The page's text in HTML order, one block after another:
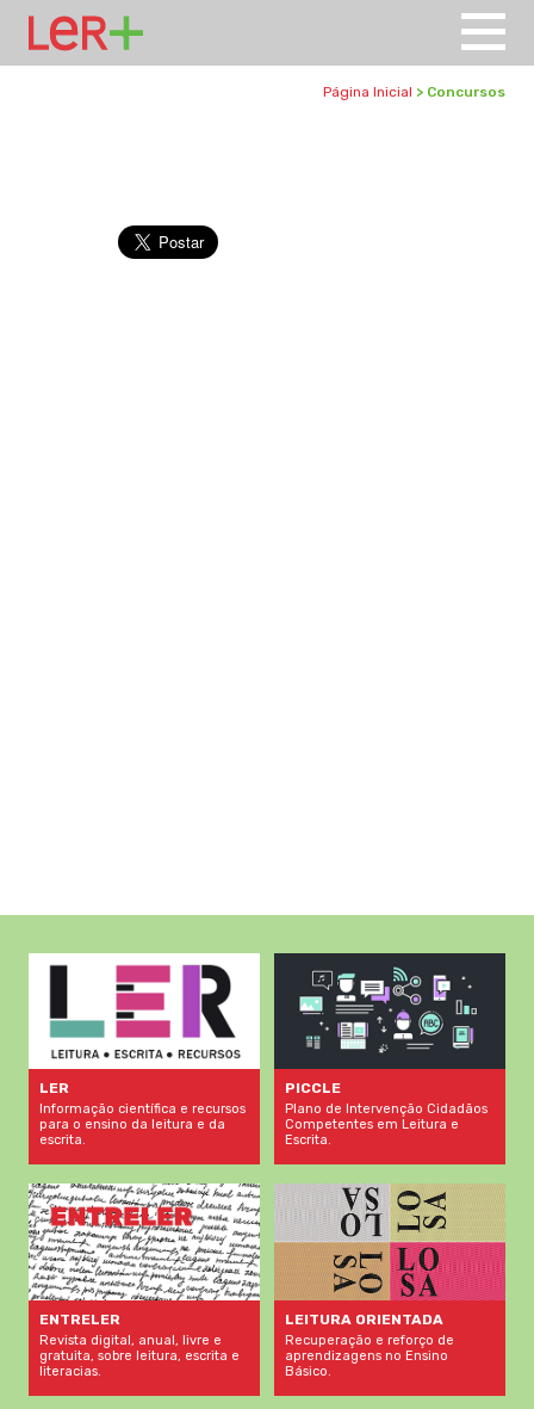
Página Inicial > Concursos
LER
Informação científica e recursos
para o ensino da leitura e da
escrita.
PICCLE
Plano de Intervenção Cidadãos
Competentes em Leitura e
Escrita.
ENTRELER
Revista digital, anual, livre e
gratuita, sobre leitura, escrita e
literacias.
LEITURA ORIENTADA
Recuperação e reforço de
aprendizagens no Ensino
Básico.